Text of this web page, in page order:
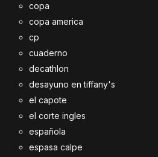
copa
copa america
cp
cuaderno
decathlon
desayuno en tiffany's
el capote
el corte ingles
española
espasa calpe